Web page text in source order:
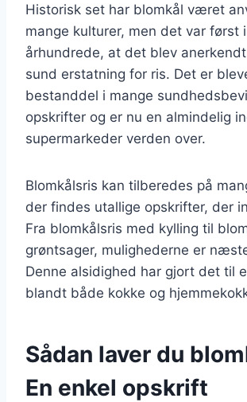
Historisk set har blomkål været
mange kulturer, men det var først
århundrede, at det blev
sund erstatning for ris. Det er
bestanddel i mange
opskrifter og er nu en almindelig
supermarkeder verden over.
Blomkålsris kan tilberedes på
der findes utallige opskrifter, der
Fra blomkålsris med kylling til
grøntsager, mulighederne er
Denne alsidighed har gjort det til
blandt både kokke og
Sådan laver du
En enkel opskrift